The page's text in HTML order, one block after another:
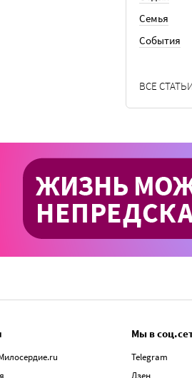
Семья
События
ВСЕ
Мы в
Telegram
Дзен